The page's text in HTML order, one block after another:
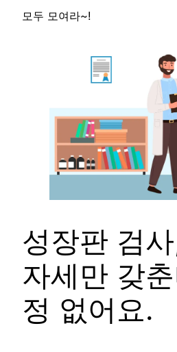
모두 모여라~!
성장판 검
자세만 갖
정 없어요.